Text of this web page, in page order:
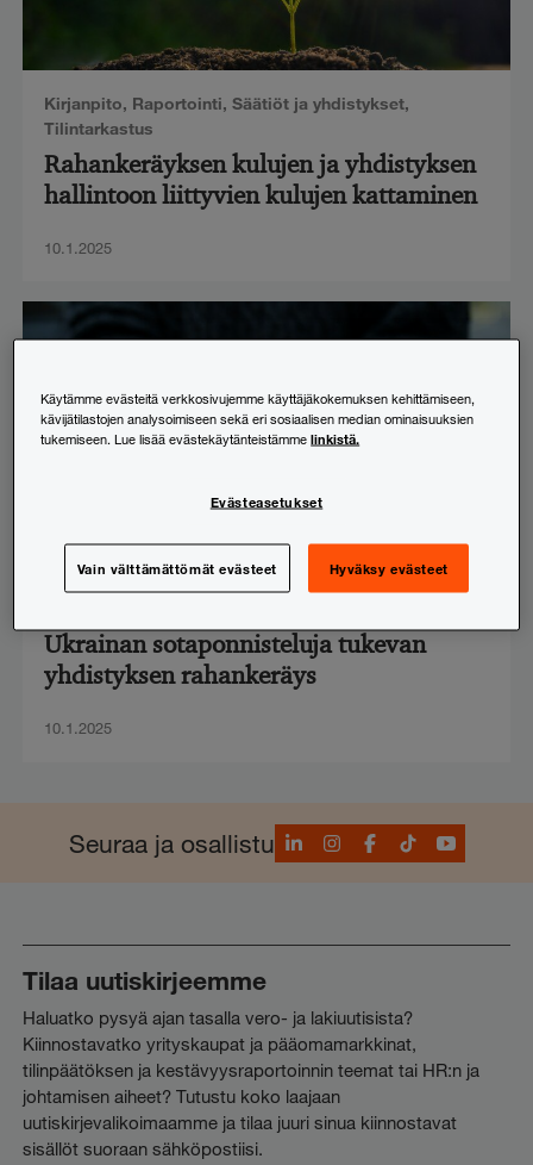
Kirjanpito, Raportointi, Säätiöt ja yhdistykset,
Tilintarkastus
Rahankeräyksen kulujen ja yhdistyksen
hallintoon liittyvien kulujen kattaminen
10.1.2025
Ukrainan sotaponnisteluja tukevan
yhdistyksen rahankeräys
10.1.2025
Seuraa ja osallistuLinkedInInstagram
Facebook
TikTokYouTube
Tilaa uutiskirjeemme
Haluatko pysyä ajan tasalla vero- ja lakiuutisista?
Kiinnostavatko yrityskaupat ja pääomamarkkinat,
tilinpäätöksen ja kestävyysraportoinnin teemat tai HR:n ja
johtamisen aiheet? Tutustu koko laajaan
uutiskirjevalikoimaamme ja tilaa juuri sinua kiinnostavat
sisällöt suoraan sähköpostiisi.
Käytämme evästeitä verkkosivujemme käyttäjäkokemuksen kehittämiseen,
kävijätilastojen analysoimiseen sekä eri sosiaalisen median ominaisuuksien
tukemiseen. Lue lisää evästekäytänteistämmelinkistä.
Evästeasetukset
Vain välttämättömät evästeet Hyväksy evästeet